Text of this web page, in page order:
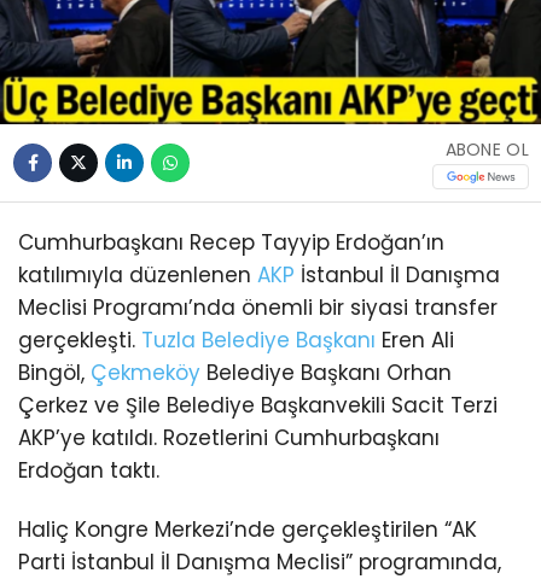
ABONE OL
Cumhurbaşkanı Recep Tayyip Erdoğan’ın
katılımıyla düzenlenen AKP İstanbul İl Danışma
Meclisi Programı’nda önemli bir siyasi transfer
gerçekleşti. Tuzla Belediye Başkanı Eren Ali
Bingöl, Çekmeköy Belediye Başkanı Orhan
Çerkez ve Şile Belediye Başkanvekili Sacit Terzi
AKP’ye katıldı. Rozetlerini Cumhurbaşkanı
Erdoğan taktı.
Haliç Kongre Merkezi’nde gerçekleştirilen “AK
Parti İstanbul İl Danışma Meclisi” programında,